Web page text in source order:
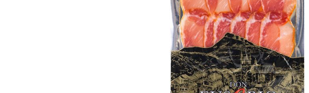
4 sobres de loncheado
lomo de cebo ibérico
50% raza ibérica